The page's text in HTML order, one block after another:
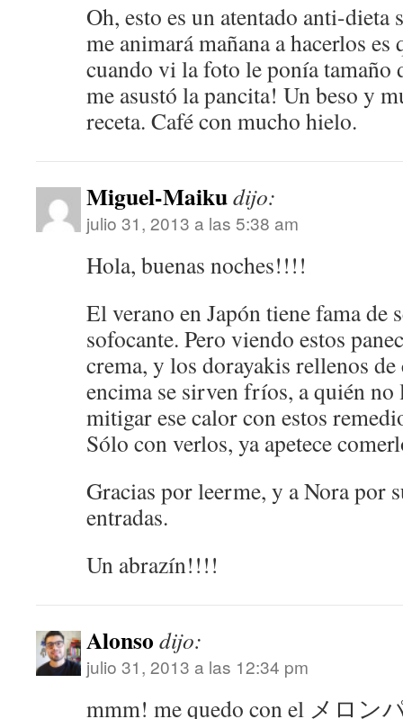
Oh, esto es un atentado anti-
me animará mañana a hacerlos
cuando vi la foto le ponía tamaño
me asustó la pancita! Un beso y
receta. Café con mucho hielo.
Miguel-Maikudijo:
julio 31, 2013 a las 5:38 am
Hola, buenas noches!!!!
El verano en Japón tiene fama de
sofocante. Pero viendo estos
crema, y los dorayakis rellenos
encima se sirven fríos, a quién no
mitigar ese calor con estos
Sólo con verlos, ya apetece
Gracias por leerme, y a Nora por
entradas.
Un abrazín!!!!
Alonso dijo:
julio 31, 2013 a las 12:34 pm
mmm! me quedo con el メロン